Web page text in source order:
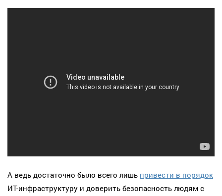
А ведь достаточно было всего лишь привести в порядок
ИТ-инфраструктуру и доверить безопасность людям с